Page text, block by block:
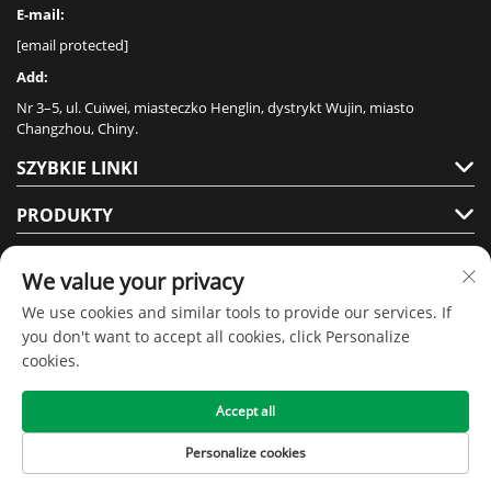
E-mail:
[email protected]
Add:
Nr 3–5, ul. Cuiwei, miasteczko Henglin, dystrykt Wujin, miasto
Changzhou, Chiny.
SZYBKIE LINKI
PRODUKTY
Prawa autorskie © 2020 Jiangsu Senmai Floor Technology Co., Ltd -
Strona Główna Produkty
Skontaktuj się z
GÓRA
We value your privacy
We use cookies and similar tools to provide our services. If
you don't want to accept all cookies, click Personalize
cookies.
Personalize cookies
Accept all